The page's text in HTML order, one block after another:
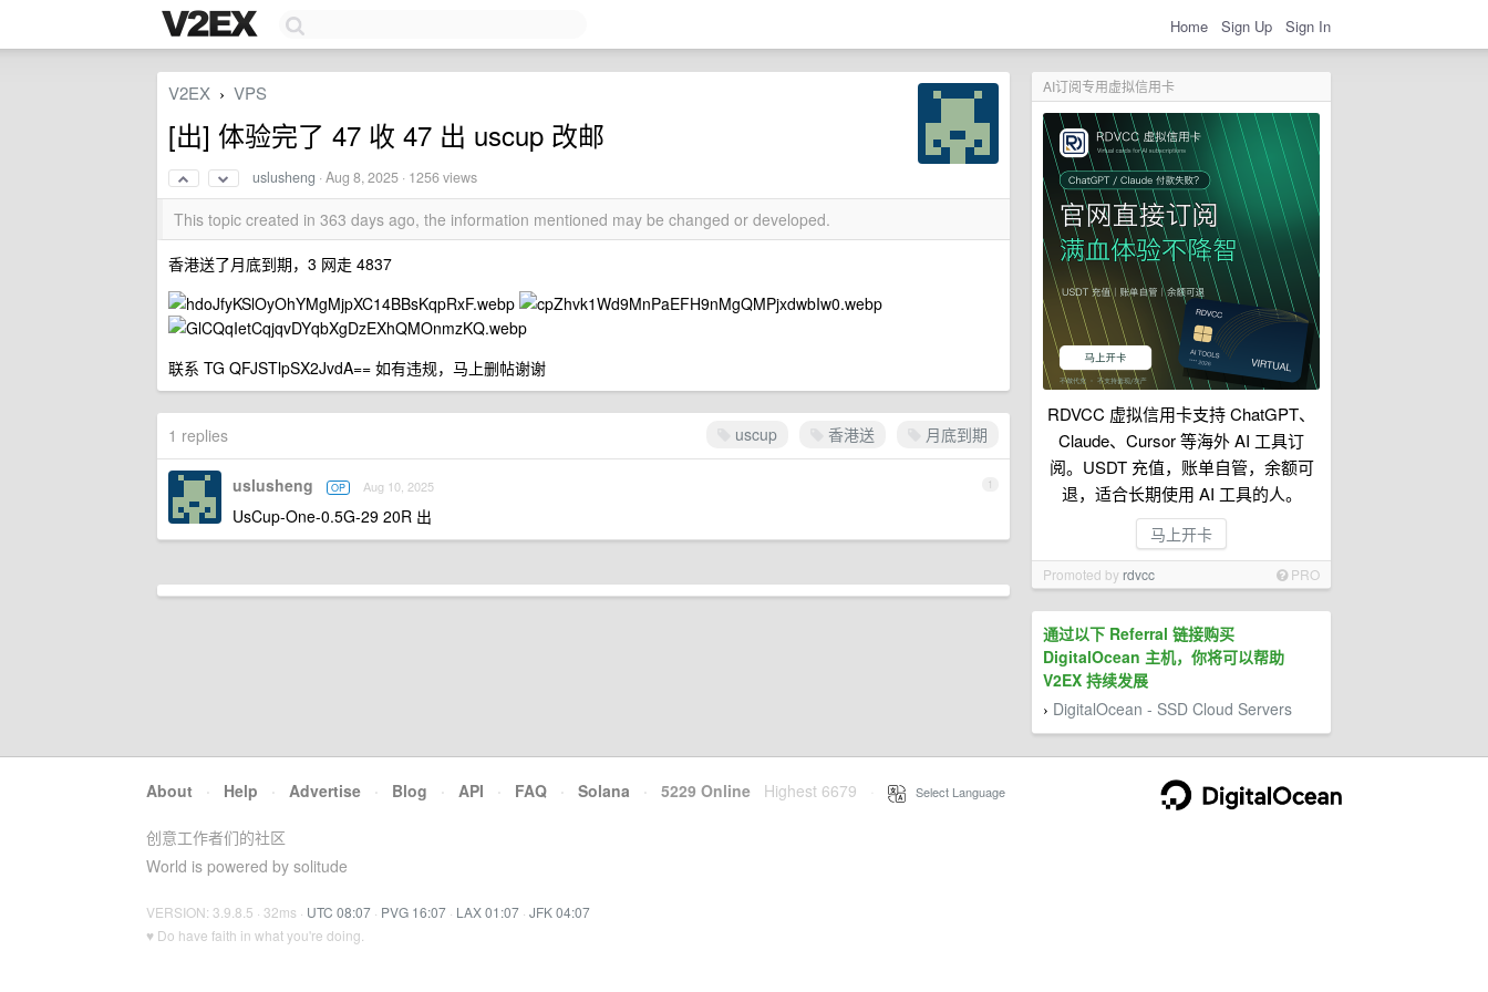
Home Sign Up Sign In
AI订阅专用虚拟信用卡
RDVCC 虚拟信用卡支持 ChatGPT、
Claude、Cursor 等海外 AI 工具订
阅。USDT 充值，账单自管，余额可
退，适合长期使用 AI 工具的人。
马上开卡
Promoted by rdvcc PRO
通过以下 Referral 链接购买
DigitalOcean 主机，你将可以帮助
V2EX 持续发展
› DigitalOcean - SSD Cloud Servers
V2EX › VPS
[出] 体验完了 47 收 47 出 uscup 改邮
uslusheng ·Aug 8, 2025 · 1256 views
This topic created in 363 days ago, the information mentioned may be changed or developed.
香港送了月底到期，3 网走 4837
联系 TG QFJSTlpSX2JvdA== 如有违规，马上删帖谢谢
uscup 香港送 月底到期
1 replies
1
uslusheng OP Aug 10, 2025
UsCup-One-0.5G-29 20R 出
About · Help · Advertise · Blog · API · FAQ · Solana · 5229 Online Highest 6679 Select Language
创意工作者们的社区
World is powered by solitude
VERSION: 3.9.8.5 · 32ms · UTC 08:07 · PVG 16:07 · LAX 01:07 · JFK 04:07
♥ Do have faith in what you're doing.